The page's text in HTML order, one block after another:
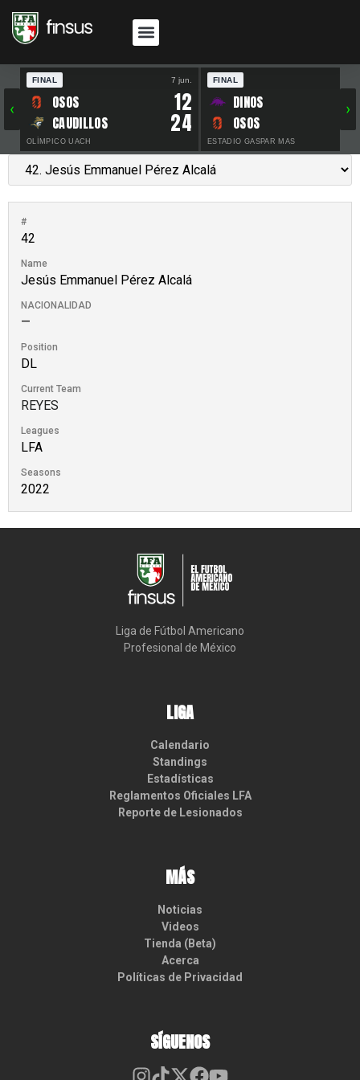
‹
FINAL 7 jun.
OSOS 12
CAUDILLOS 24
OLÍMPICO UACH
FINAL
DINOS
OSOS
ESTADIO GASPAR MAS
›
#
42
Name
Jesús Emmanuel Pérez Alcalá
NACIONALIDAD
—
Position
DL
Current Team
REYES
Leagues
LFA
Seasons
2022
Liga de Fútbol Americano
Profesional de México
LIGA
Calendario
Standings
Estadísticas
Reglamentos Oficiales LFA
Reporte de Lesionados
MÁS
Noticias
Videos
Tienda (Beta)
Acerca
Políticas de Privacidad
SÍGUENOS